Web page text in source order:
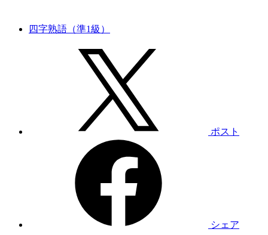
四字熟語（準1級）
ポスト
シェア